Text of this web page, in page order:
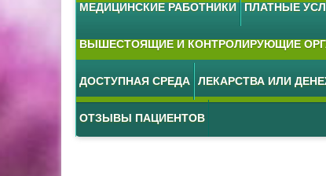
МЕДИЦИНСКИЕ РАБОТНИКИ ПЛАТНЫЕ
ВЫШЕСТОЯЩИЕ И КОНТРОЛИРУЮЩИЕ
ДОСТУПНАЯ СРЕДА ЛЕКАРСТВА ИЛИ
ОТЗЫВЫ ПАЦИЕНТОВ